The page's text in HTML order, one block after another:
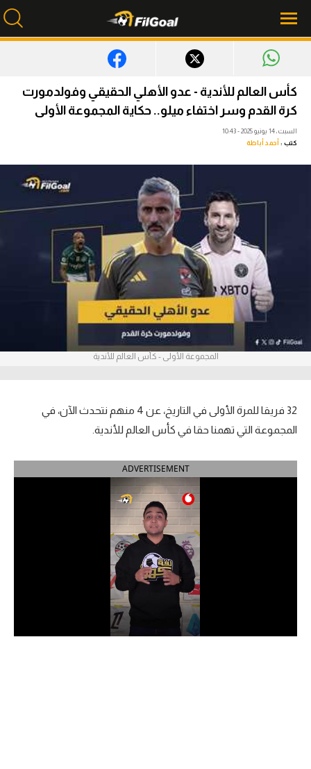
محتوى إخباري
الرئيسية
أخبار
مباريات
فانتازي في الجول
مسابقة التوقعات
فيديوهات
عدسات
بطولات
أمريكا 2026
الدوري المصري
الدوري الإنجليزي الممتاز
كأس العالم للأندية - عدو الأهلي الحقيقي وفولدمورت
كرة القدم وسر اختفاء ميلو.. حكاية المجموعة الأولى
السبت، 14 يونيو 2025 - 10:43
كتب : أحمد أباظة
المجموعة الأولى - كأس العالم للأندية
32 فريقا للمرة الأولى في التاريخ، عن 4 منهم نتحدث الآن، في
المجموعة التي تهمنا حقا في كأس العالم للأندية.
ADVERTISEMENT